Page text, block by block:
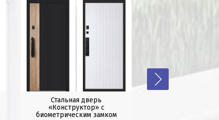
Стальная дверь
«Конструктор» с
биометрическим замком